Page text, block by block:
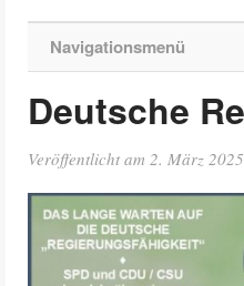
Navigationsmenü
Deutsche
Veröffentlicht am 2. März 2025